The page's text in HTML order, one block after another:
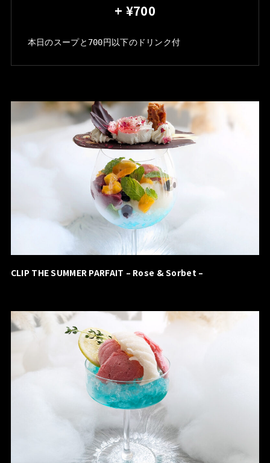
+ ¥700
本日のスープと700円以下のドリンク付
CLIP THE SUMMER PARFAIT – Rose & Sorbet –